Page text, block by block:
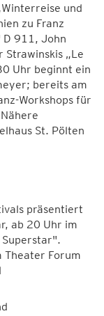
und
zu Franz
D 911, John
Strawinskis „Le
Uhr beginnt ein
bereits am
Workshops für
St. Pölten
präsentiert
ab 20 Uhr im
Superstar".
Theater Forum